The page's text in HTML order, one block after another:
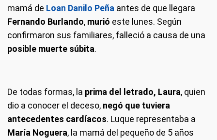
mamá de Loan Danilo Peña antes de que llegara
Fernando Burlando, murió este lunes. Según
confirmaron sus familiares, falleció a causa de una
posible muerte súbita.
De todas formas, la prima del letrado, Laura, quien
dio a conocer el deceso, negó que tuviera
antecedentes cardíacos. Luque representaba a
María Noguera, la mamá del pequeño de 5 años